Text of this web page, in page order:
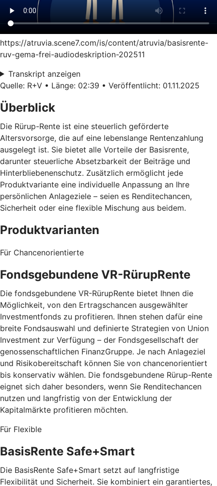
https://atruvia.scene7.com/is/content/atruvia/basisrente-
ruv-gema-frei-audiodeskription-202511
Transkript anzeigen
Quelle: R+V • Länge: 02:39 • Veröffentlicht: 01.11.2025
Überblick
Die Rürup-Rente ist eine steuerlich geförderte
Altersvorsorge, die auf eine lebenslange Rentenzahlung
ausgelegt ist. Sie bietet alle Vorteile der Basisrente,
darunter steuerliche Absetzbarkeit der Beiträge und
Hinterbliebenenschutz. Zusätzlich ermöglicht jede
Produktvariante eine individuelle Anpassung an Ihre
persönlichen Anlageziele – seien es Renditechancen,
Sicherheit oder eine flexible Mischung aus beidem.
Produktvarianten
Für Chancenorientierte
Fondsgebundene VR-RürupRente
Die fondsgebundene VR-RürupRente bietet Ihnen die
Möglichkeit, von den Ertragschancen ausgewählter
Investmentfonds zu profitieren. Ihnen stehen dafür eine
breite Fondsauswahl und definierte Strategien von Union
Investment zur Verfügung – der Fondsgesellschaft der
genossenschaftlichen FinanzGruppe. Je nach Anlageziel
und Risikobereitschaft können Sie von chancenorientiert
bis konservativ wählen. Die fondsgebundene Rürup-Rente
eignet sich daher besonders, wenn Sie Renditechancen
nutzen und langfristig von der Entwicklung der
Kapitalmärkte profitieren möchten.
Für Flexible
BasisRente Safe+Smart
Die BasisRente Safe+Smart setzt auf langfristige
Flexibilität und Sicherheit. Sie kombiniert ein garantiertes,